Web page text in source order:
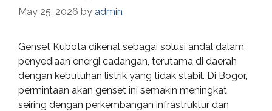
May 25, 2026 by admin
Genset Kubota dikenal sebagai solusi andal dalam
penyediaan energi cadangan, terutama di daerah
dengan kebutuhan listrik yang tidak stabil. Di Bogor,
permintaan akan genset ini semakin meningkat
seiring dengan perkembangan infrastruktur dan